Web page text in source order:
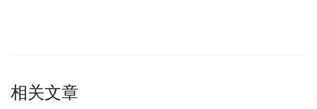
相关文章